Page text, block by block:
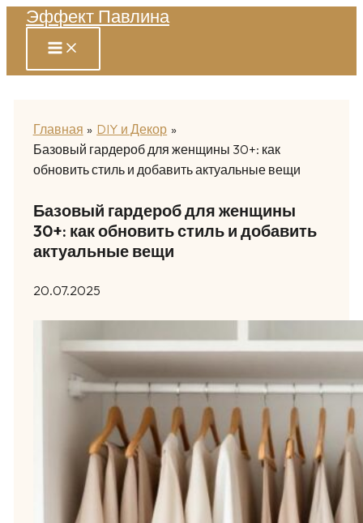
Перейти
содержимому
Эффект Павлина
Главная
DIY и Декор
Базовый гардероб для женщины 30+: как
обновить стиль и добавить актуальные вещи
Базовый гардероб для женщины
30+: как обновить стиль и добавить
актуальные вещи
20.07.2025